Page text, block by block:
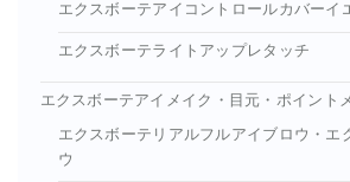
エクスボーテアイコントロールカバーイ
エクスボーテライトアップレタッチ
エクスボーテアイメイク・目元・ポイント
エクスボーテリアルフルアイブロウ・エ
ウ